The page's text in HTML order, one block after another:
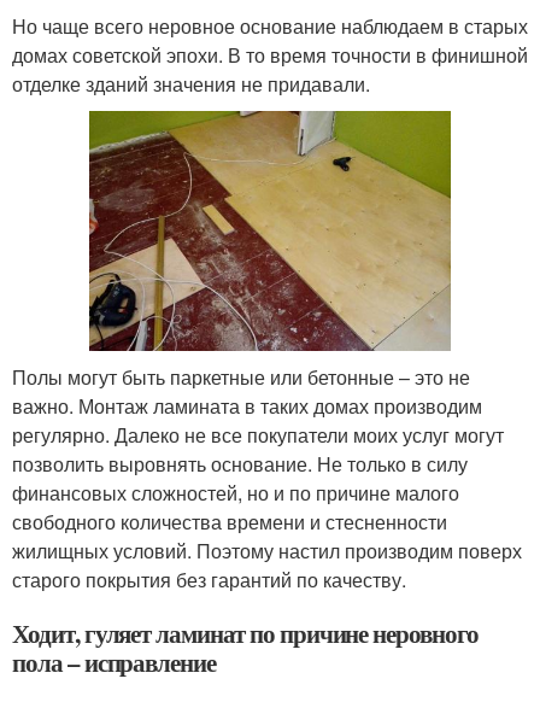
Но чаще всего неровное основание наблюдаем в старых
домах советской эпохи. В то время точности в финишной
отделке зданий значения не придавали.
Полы могут быть паркетные или бетонные – это не
важно. Монтаж ламината в таких домах производим
регулярно. Далеко не все покупатели моих услуг могут
позволить выровнять основание. Не только в силу
финансовых сложностей, но и по причине малого
свободного количества времени и стесненности
жилищных условий. Поэтому настил производим поверх
старого покрытия без гарантий по качеству.
Ходит, гуляет ламинат по причине неровного
пола – исправление